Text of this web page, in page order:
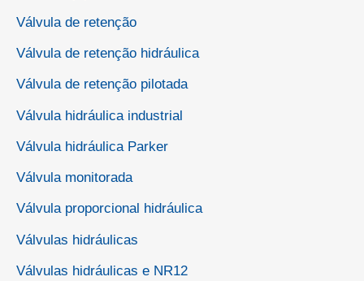
Válvula de retenção
Válvula de retenção hidráulica
Válvula de retenção pilotada
Válvula hidráulica industrial
Válvula hidráulica Parker
Válvula monitorada
Válvula proporcional hidráulica
Válvulas hidráulicas
Válvulas hidráulicas e NR12